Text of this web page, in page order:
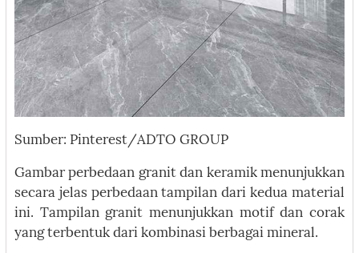
Sumber: Pinterest/ADTO GROUP
Gambar perbedaan granit dan keramik menunjukkan
secara jelas perbedaan tampilan dari kedua material
ini. Tampilan granit menunjukkan motif dan corak
yang terbentuk dari kombinasi berbagai mineral.